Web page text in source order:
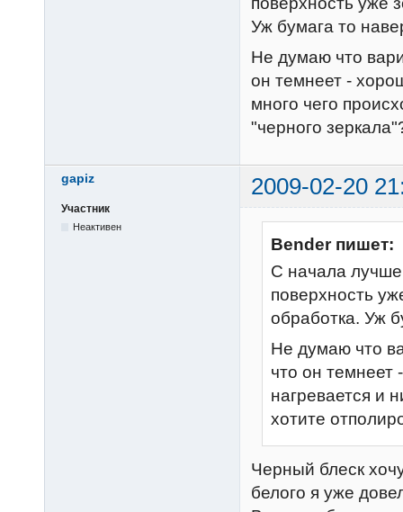
Уж бумага то
Не думаю что
он темнеет -
много чего
"черного
gapiz 2009-02-20
Участник
Неактивен
Bender пишет:
С начала
поверхность
обработка. Уж
Не думаю что
что он темнеет
нагревается и
хотите
Черный блеск
белого я уже